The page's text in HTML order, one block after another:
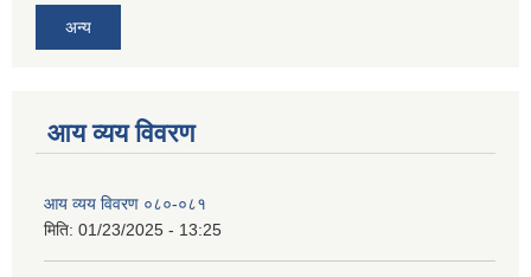
अन्य
आय व्यय विवरण
आय व्यय विवरण ०८०-०८१
मिति: 01/23/2025 - 13:25